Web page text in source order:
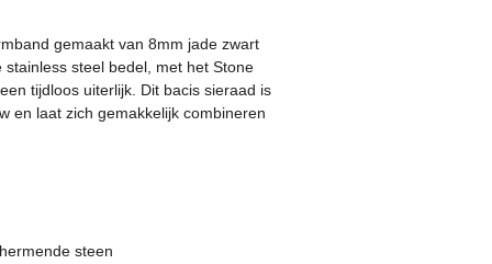
gemaakt van 8mm jade zwart
steel bedel, met het Stone
tijdloos uiterlijk. Dit bacis sieraad is
en laat zich gemakkelijk combineren
steen